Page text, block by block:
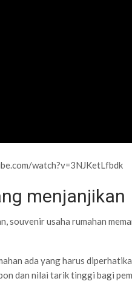
watch?v=3NJKetLfbdk
menjanjikan
souvenir usaha rumahan
ada yang harus
dan nilai tarik tinggi bagi